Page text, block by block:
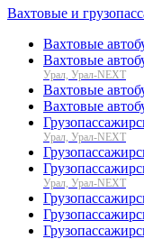
Вахтовые и
Вахтовые
Вахтовые
Урал, Урал-NEXT
Вахтовые
Вахтовые
Урал, Урал-NEXT
Урал, Урал-NEXT